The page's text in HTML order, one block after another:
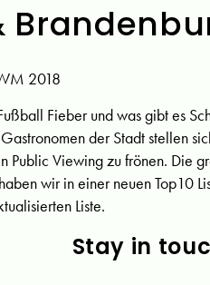
2018
Fieber und was gibt es
der Stadt stellen
Public Viewing zu frönen. Die
wir in einer neuen Top10
Liste.
Stay in